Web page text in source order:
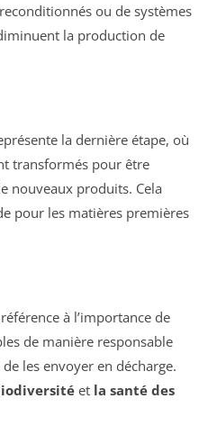
ou de systèmes
la production de
la dernière étape, où
transformés pour être
nouveaux produits. Cela
pour les matières premières
à l’importance de
de manière responsable
les envoyer en décharge.
et la santé des